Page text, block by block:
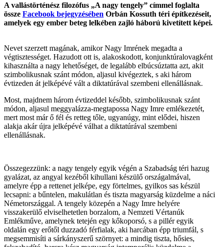
A vallástörténész filozófus „A nagy tengely” címmel foglalta
össze Facebook bejegyzésében Orbán Kossuth téri építkezéseit,
amelyek egy ember beteg lelkében zajló háború kivetített képei.
Nevet szerzett magának, amikor Nagy Imrének megadta a
végtisztességet. Hazudott ott is, alakoskodott, konjunktúralovagként
kihasználta a nagy lehetőséget, de legalább elbúcsúztatta azt, akit
szimbolikusnak szánt módon, aljasul kivégeztek, s aki három
évtizeden át jelképévé vált a diktatúrával szembeni ellenállásnak.
Most, majdnem három évtizeddel később, szimbolikusnak szánt
módon, aljasul meggyalázza-megtapossa Nagy Imre emlékezetét,
mert most már ő fél és retteg tőle, ugyanúgy, mint elődei, hiszen
alakja akár újra jelképévé válhat a diktatúrával szembeni
ellenállásnak.
Összegezzünk: a nagy tengely egyik végén a Szabadság téri hazug
gyalázat, az angyal kezéből kihullani készülő országalmával,
amelyre épp a rettenet jelképe, egy förtelmes, gyilkos sas készül
lecsapni: a bűntelen, makulátlan és tiszta magyarság küzdelme a náci
Németországgal. A tengely közepén a Nagy Imre helyére
visszakerülő elviselhetetlen borzalom, a Nemzeti Vértanúk
Emlékműve, amelynek tetején egy kőkoporsó, s a pillér egyik
oldalán egy erőtől duzzadó férfialak, aki harcában épp triumfál, s
megsemmisíti a sárkányszerű szörnyet: a mindig tiszta, hősies,